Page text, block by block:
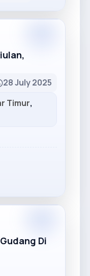
28 July 2025
Timur,
Di